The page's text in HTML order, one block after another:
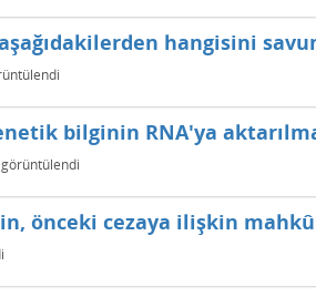
hangisini
bilginin RNA'ya
önceki cezaya ilişkin